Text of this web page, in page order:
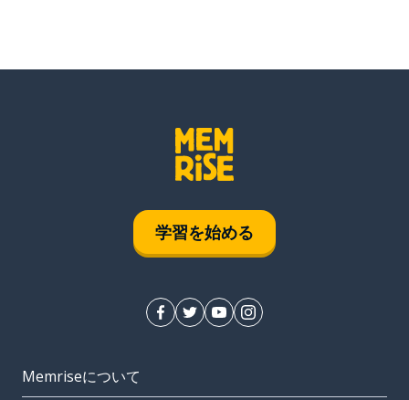
学習を始める
Memriseについて